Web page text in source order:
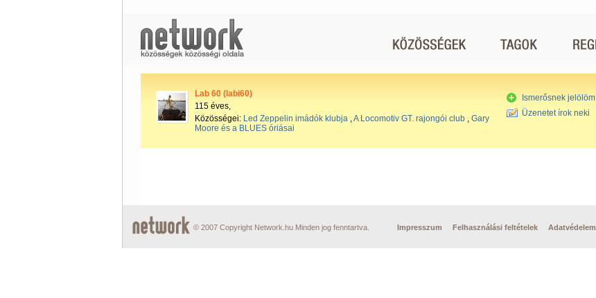
Lab 60 (labi60)
115 éves,
Közösségei: Led Zeppelin imádók klubja,A Locomotiv GT. rajongói club, Gary
Moore és a BLUES óriásai
Ismerősnek jelölöm
Üzenetet írok neki
© 2007 Copyright Network.hu Minden jog fenntartva. Impresszum Felhasználási feltételek Adatvédelem